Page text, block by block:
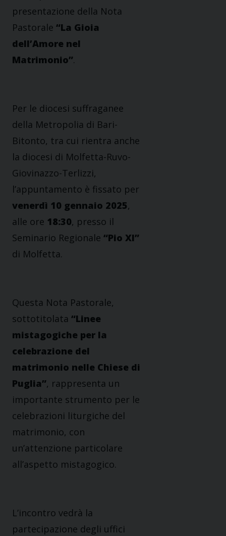
presentazione della Nota
Pastorale “La Gioia
dell’Amore nel
Matrimonio”.
Per le diocesi suffraganee
della Metropolia di Bari-
Bitonto, tra cui rientra anche
la diocesi di Molfetta-Ruvo-
Giovinazzo-Terlizzi,
l’appuntamento è fissato per
venerdì 10 gennaio 2025,
alle ore 18:30, presso il
Seminario Regionale “Pio XI”
di Molfetta.
Questa Nota Pastorale,
sottotitolata “Linee
mistagogiche per la
celebrazione del
matrimonio nelle Chiese di
Puglia”, rappresenta un
importante strumento per le
celebrazioni liturgiche del
matrimonio, con
un’attenzione particolare
all’aspetto mistagogico.
L’incontro vedrà la
partecipazione degli uffici